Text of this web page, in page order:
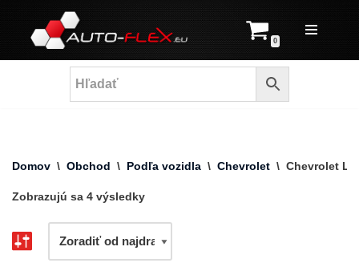
Prejsť
na
0
Domov \ Obchod \ Podľa vozidla \ Chevrolet \ Chevrolet
Zobrazujú sa 4 výsledky